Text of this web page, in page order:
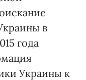
в
года
Украины к